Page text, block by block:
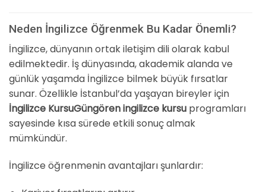
Neden İngilizce Öğrenmek Bu Kadar Önemli?
İngilizce, dünyanın ortak iletişim dili olarak kabul
edilmektedir. İş dünyasında, akademik alanda ve
günlük yaşamda İngilizce bilmek büyük fırsatlar
sunar. Özellikle İstanbul’da yaşayan bireyler için
İngilizce KursuGüngören ingilizce kursu programları
sayesinde kısa sürede etkili sonuç almak
mümkündür.
İngilizce öğrenmenin avantajları şunlardır: